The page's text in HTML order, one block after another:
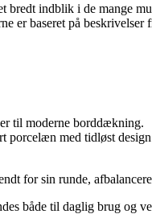
indblik i de mange
baseret på
til moderne borddækning.
med tidløst
for sin runde,
både til daglig brug og